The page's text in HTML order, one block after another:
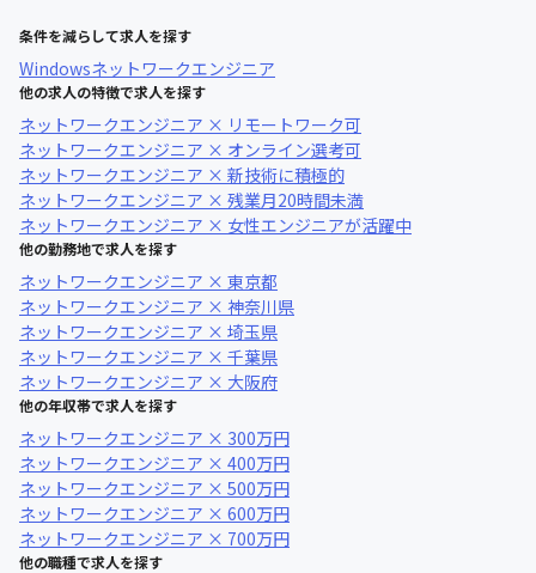
条件を減らして求人を探す
Windowsネットワークエンジニア
他の求人の特徴で求人を探す
ネットワークエンジニア × リモートワーク可
ネットワークエンジニア × オンライン選考可
ネットワークエンジニア × 新技術に積極的
ネットワークエンジニア × 残業月20時間未満
ネットワークエンジニア × 女性エンジニアが活躍中
他の勤務地で求人を探す
ネットワークエンジニア × 東京都
ネットワークエンジニア × 神奈川県
ネットワークエンジニア × 埼玉県
ネットワークエンジニア × 千葉県
ネットワークエンジニア × 大阪府
他の年収帯で求人を探す
ネットワークエンジニア × 300万円
ネットワークエンジニア × 400万円
ネットワークエンジニア × 500万円
ネットワークエンジニア × 600万円
ネットワークエンジニア × 700万円
他の職種で求人を探す